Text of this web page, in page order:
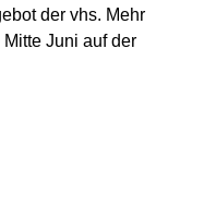
der vhs. Mehr
Juni auf der